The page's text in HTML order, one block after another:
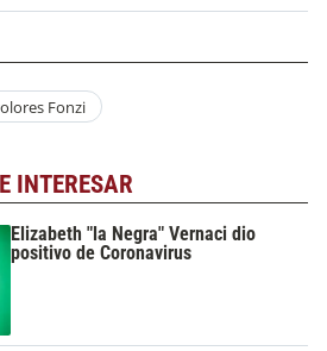
Fonzi
INTERESAR
Elizabeth "la Negra" Vernaci dio
positivo de Coronavirus